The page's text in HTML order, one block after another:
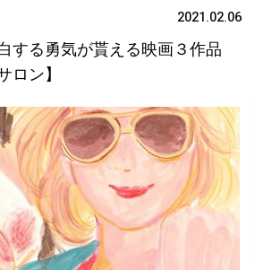
2021.02.06
する勇気が貰える映画３作品
ロン】